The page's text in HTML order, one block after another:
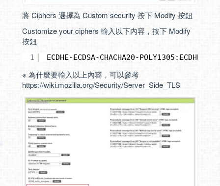
將 Ciphers 選擇為 Custom security 按下 Modify 按鈕
Customize your ciphers 輸入以下內容，按下 Modify
按鈕
1 ECDHE-ECDSA-CHACHA20-POLY1305:ECDHE-
※ 為什麼要輸入以上內容，可以參考
https://wiki.mozilla.org/Security/Server_Side_TLS